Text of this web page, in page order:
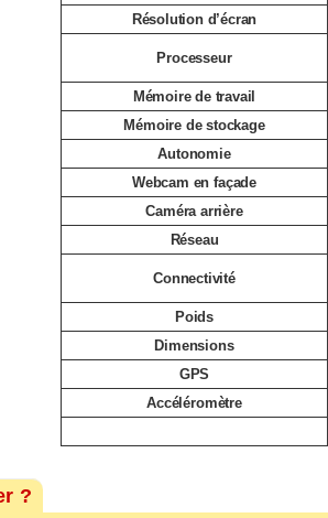
Résolution d’écran
Processeur
Mémoire de travail
Mémoire de stockage
Autonomie
Webcam en façade
Caméra arrière
Réseau
Connectivité
Poids
Dimensions
GPS
Accéléromètre
?